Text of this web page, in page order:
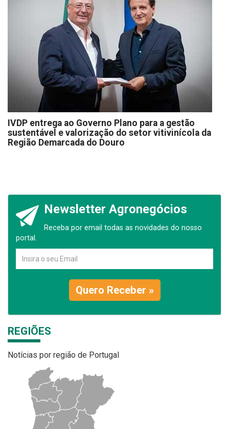
IVDP entrega ao Governo Plano para a gestão
sustentável e valorização do setor vitivinícola da
Região Demarcada do Douro
Newsletter Agronegócios
Receba por email todas as novidades do nosso
portal.
Quero Receber »
REGIÕES
Notícias por região de Portugal